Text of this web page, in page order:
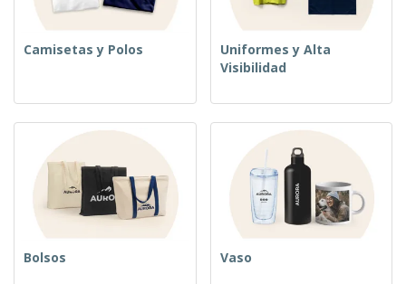
Camisetas y Polos
Uniformes y Alta
Visibilidad
Bolsos Vaso